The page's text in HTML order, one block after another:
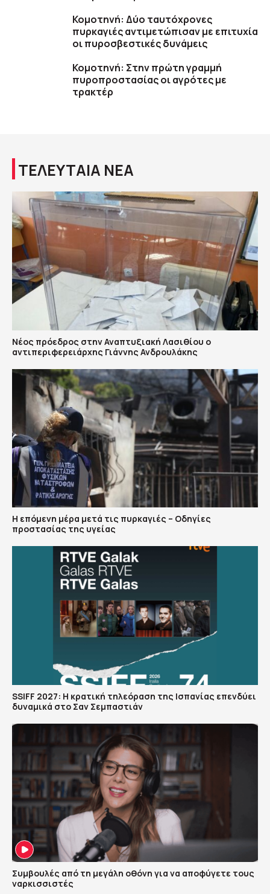
Κομοτηνή: Δύο ταυτόχρονες
πυρκαγιές αντιμετώπισαν με επιτυχία
οι πυροσβεστικές δυνάμεις
Κομοτηνή: Στην πρώτη γραμμή
πυροπροστασίας οι αγρότες με
τρακτέρ
ΤΕΛΕΥΤΑΙΑ ΝΕΑ
Νέος πρόεδρος στην Αναπτυξιακή Λασιθίου ο
αντιπεριφερειάρχης Γιάννης Ανδρουλάκης
Η επόμενη μέρα μετά τις πυρκαγιές – Οδηγίες
προστασίας της υγείας
SSIFF 2027: Η κρατική τηλεόραση της Ισπανίας επενδύει
δυναμικά στο Σαν Σεμπαστιάν
Συμβουλές από τη μεγάλη οθόνη για να αποφύγετε τους
ναρκισσιστές